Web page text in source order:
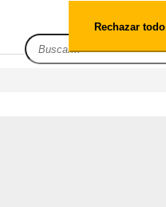
Rechazar todo